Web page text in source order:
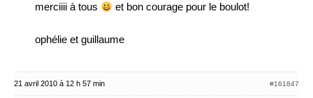
merciiii à tous
et bon courage pour le boulot!
ophélie et guillaume
21 avril 2010 à 12 h 57 min #161847